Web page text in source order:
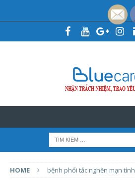
HOME bệnh phổi tắc nghẽn mạn tính